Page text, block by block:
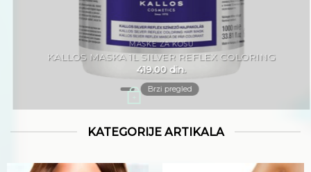
MASKE ZA KOSU
KALLOS MASKA 1L SILVER REFLEX COLORING
419.00din.
Brzi pregled
KATEGORIJE ARTIKALA